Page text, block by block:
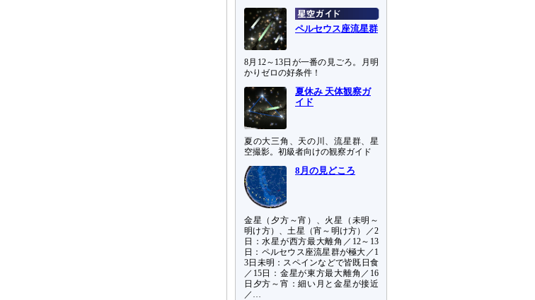
ペルセウス座流星群
8月12～13日が一番の見ごろ。月明
かりゼロの好条件！
夏休み 天体観察ガ
イド
夏の大三角、天の川、流星群、星
空撮影。初級者向けの観察ガイド
8月の見どころ
金星（夕方～宵）、火星（未明～
明け方）、土星（宵～明け方）／2
日：水星が西方最大離角／12～13
日：ペルセウス座流星群が極大／1
3日未明：スペインなどで皆既日食
／15日：金星が東方最大離角／16
日夕方～宵：細い月と金星が接近
／…